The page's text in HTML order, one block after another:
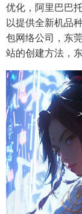
优化，阿里巴巴
以提供全新机品
包网络公司，东
站的创建方法，